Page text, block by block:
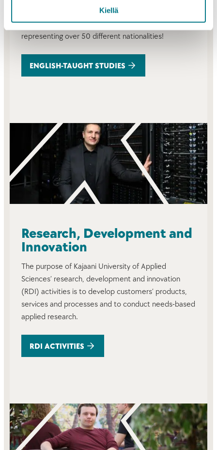
Kiellä
university in central of Finland, in Kajaani. Currently,
we have approximately 300 international students
representing over 50 different nationalities!
ENGLISH-TAUGHT STUDIES
Research, Development and
Innovation
The purpose of Kajaani University of Applied
Sciences’ research, development and innovation
(RDI) activities is to develop customers’ products,
services and processes and to conduct needs-based
applied research.
RDI ACTIVITIES